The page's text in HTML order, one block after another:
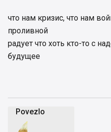
что нам кризис, что нам
проливной
радует что хоть кто-то с
будущее
Povezlo